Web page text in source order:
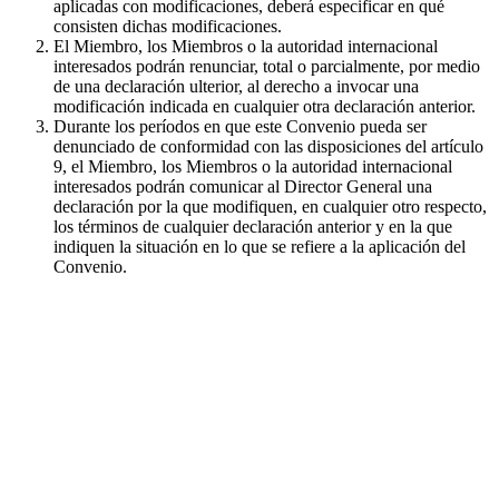
aplicadas con modificaciones, deberá especificar en qué
consisten dichas modificaciones.
El Miembro, los Miembros o la autoridad internacional
interesados podrán renunciar, total o parcialmente, por medio
de una declaración ulterior, al derecho a invocar una
modificación indicada en cualquier otra declaración anterior.
Durante los períodos en que este Convenio pueda ser
denunciado de conformidad con las disposiciones del artículo
9, el Miembro, los Miembros o la autoridad internacional
interesados podrán comunicar al Director General una
declaración por la que modifiquen, en cualquier otro respecto,
los términos de cualquier declaración anterior y en la que
indiquen la situación en lo que se refiere a la aplicación del
Convenio.